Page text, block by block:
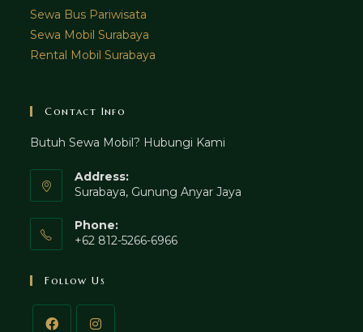
Sewa Bus Pariwisata
Sewa Mobil Surabaya
Rental Mobil Surabaya
Contact Info
Butuh Sewa Mobil? Hubungi Kami
Address:
Surabaya, Gunung Anyar Jaya
Phone:
+62 812-5266-6966
Follow Us